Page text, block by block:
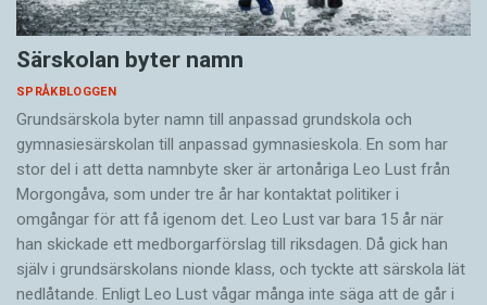
Särskolan byter namn
SPRÅKBLOGGEN
Grundsärskola byter namn till anpassad grundskola och
gymnasiesärskolan till anpassad gymnasieskola. En som har
stor del i att detta namnbyte sker är artonåriga Leo Lust från
Morgongåva, som under tre år har kontaktat politiker i
omgångar för att få igenom det. Leo Lust var bara 15 år när
han skickade ett medborgarförslag till riksdagen. Då gick han
själv i grundsärskolans nionde klass, och tyckte att särskola lät
nedlåtande. Enligt Leo Lust vågar många inte säga att de går i